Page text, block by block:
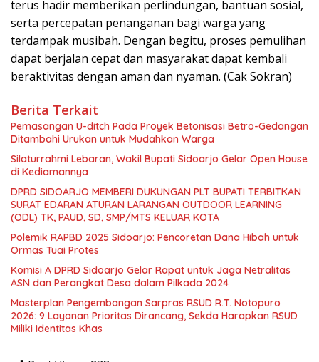
terus hadir memberikan perlindungan, bantuan sosial,
serta percepatan penanganan bagi warga yang
terdampak musibah. Dengan begitu, proses pemulihan
dapat berjalan cepat dan masyarakat dapat kembali
beraktivitas dengan aman dan nyaman. (Cak Sokran)
Berita Terkait
Pemasangan U-ditch Pada Proyek Betonisasi Betro-Gedangan
Ditambahi Urukan untuk Mudahkan Warga
Silaturrahmi Lebaran, Wakil Bupati Sidoarjo Gelar Open House
di Kediamannya
DPRD SIDOARJO MEMBERI DUKUNGAN PLT BUPATI TERBITKAN
SURAT EDARAN ATURAN LARANGAN OUTDOOR LEARNING
(ODL) TK, PAUD, SD, SMP/MTS KELUAR KOTA
Polemik RAPBD 2025 Sidoarjo: Pencoretan Dana Hibah untuk
Ormas Tuai Protes
Komisi A DPRD Sidoarjo Gelar Rapat untuk Jaga Netralitas
ASN dan Perangkat Desa dalam Pilkada 2024
Masterplan Pengembangan Sarpras RSUD R.T. Notopuro
2026: 9 Layanan Prioritas Dirancang, Sekda Harapkan RSUD
Miliki Identitas Khas